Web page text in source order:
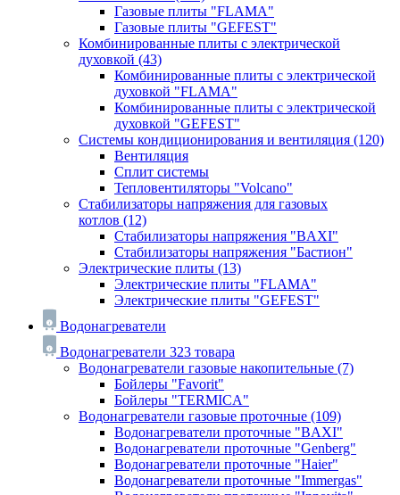
Газовые плиты "FLAMA"
Газовые плиты "GEFEST"
Комбинированные плиты с электрической
духовкой (43)
Комбинированные плиты с электрической
духовкой "FLAMA"
Комбинированные плиты с электрической
духовкой "GEFEST"
Системы кондиционирования и вентиляция (120)
Вентиляция
Сплит системы
Тепловентиляторы "Volcano"
Стабилизаторы напряжения для газовых
котлов (12)
Стабилизаторы напряжения "BAXI"
Стабилизаторы напряжения "Бастион"
Электрические плиты (13)
Электрические плиты "FLAMA"
Электрические плиты "GEFEST"
Водонагреватели
Водонагреватели 323 товара
Водонагреватели газовые накопительные (7)
Бойлеры "Favorit"
Бойлеры "TERMICA"
Водонагреватели газовые проточные (109)
Водонагреватели проточные "BAXI"
Водонагреватели проточные "Genberg"
Водонагреватели проточные "Haier"
Водонагреватели проточные "Immergas"